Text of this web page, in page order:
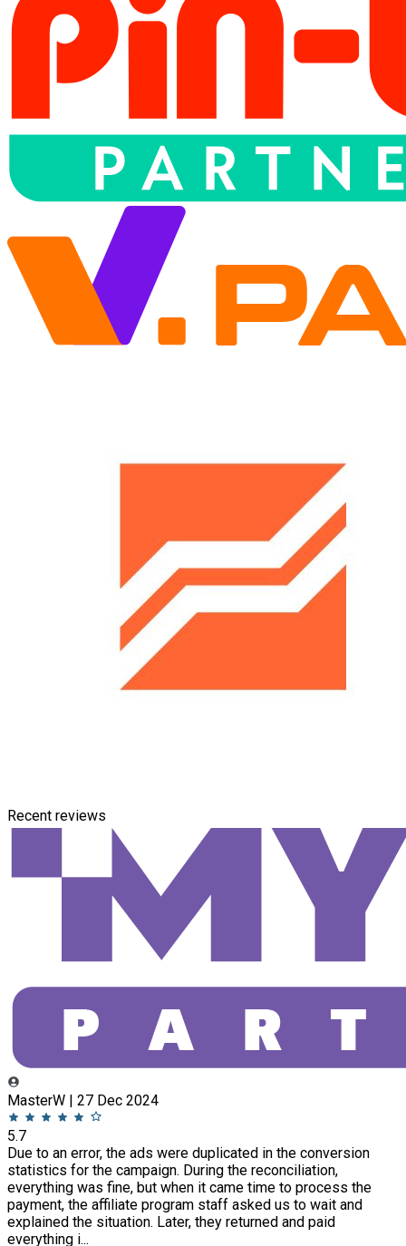
Recent reviews
MasterW | 27 Dec 2024
5.7
Due to an error, the ads were duplicated in the conversion
statistics for the campaign. During the reconciliation,
everything was fine, but when it came time to process the
payment, the affiliate program staff asked us to wait and
explained the situation. Later, they returned and paid
everything i...